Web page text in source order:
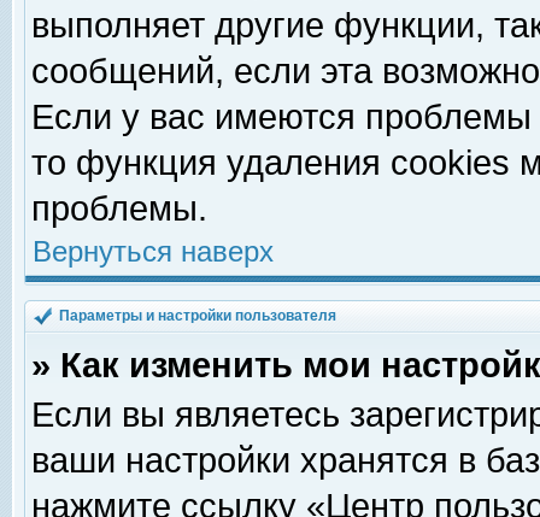
выполняет другие функции,
сообщений, если эта
Если у вас имеются
то функция удаления cookies
проблемы.
Вернуться наверх
Параметры и настройки пользователя
» Как изменить мои
Если вы являетесь
ваши настройки хранятся в
нажмите ссылку «Центр